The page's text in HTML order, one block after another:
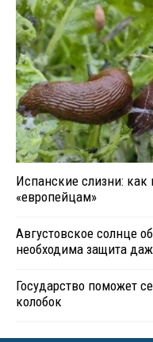
Испанские слизни: как
«европейцам»
Августовское солнце
необходима защита
Государство поможет
колобок